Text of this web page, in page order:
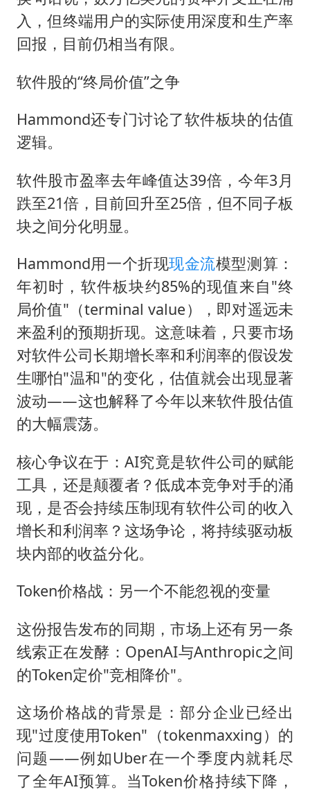
入，但终端用户的实际使用深度和生产率
回报，目前仍相当有限。
软件股的“终局价值”之争
Hammond还专门讨论了软件板块的估值
逻辑。
软件股市盈率去年峰值达39倍，今年3月
跌至21倍，目前回升至25倍，但不同子板
块之间分化明显。
Hammond用一个折现现金流模型测算：
年初时，软件板块约85%的现值来自"终
局价值"（terminal value），即对遥远未
来盈利的预期折现。这意味着，只要市场
对软件公司长期增长率和利润率的假设发
生哪怕"温和"的变化，估值就会出现显著
波动——这也解释了今年以来软件股估值
的大幅震荡。
核心争议在于：AI究竟是软件公司的赋能
工具，还是颠覆者？低成本竞争对手的涌
现，是否会持续压制现有软件公司的收入
增长和利润率？这场争论，将持续驱动板
块内部的收益分化。
Token价格战：另一个不能忽视的变量
这份报告发布的同期，市场上还有另一条
线索正在发酵：OpenAI与Anthropic之间
的Token定价"竞相降价"。
这场价格战的背景是：部分企业已经出
现"过度使用Token"（tokenmaxxing）的
问题——例如Uber在一个季度内就耗尽
了全年AI预算。当Token价格持续下降，